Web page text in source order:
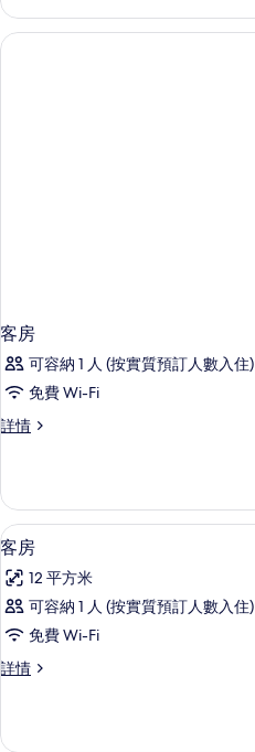
bed
Female
6-
bed
Female
客房
可容納 1 人 (按實質預訂人數入住)
免費 Wi-Fi
詳情
客
載
入
所
有
房
相
2
客房
12 平方米
可容納 1 人 (按實質預訂人數入住)
免費 Wi-Fi
詳情
客